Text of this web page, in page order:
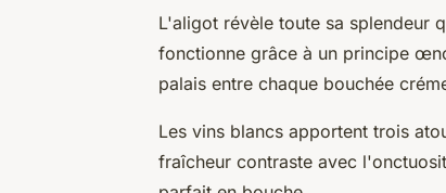
L'aligot révèle toute sa splendeur
fonctionne grâce à un principe
palais entre chaque bouchée
Les vins blancs apportent trois
fraîcheur contraste avec